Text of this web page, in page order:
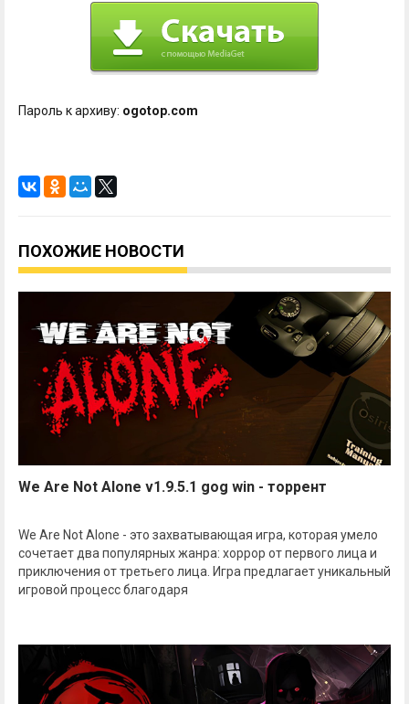
Пароль к архиву: ogotop.com
ПОХОЖИЕ НОВОСТИ
We Are Not Alone v1.9.5.1 gog win - торрент
We Are Not Alone - это захватывающая игра, которая умело
сочетает два популярных жанра: хоррор от первого лица и
приключения от третьего лица. Игра предлагает уникальный
игровой процесс благодаря